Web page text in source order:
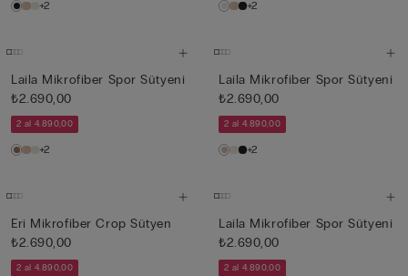
+2 +2
Laila Mikrofiber Spor Sütyeni
₺2.690,00
2 al 4.890,00
+2
Laila Mikrofiber Spor Sütyeni
₺2.690,00
2 al 4.890,00
+2
Eri Mikrofiber Crop Sütyen
₺2.690,00
2 al 4.890,00
Laila Mikrofiber Spor Sütyeni
₺2.690,00
2 al 4.890,00